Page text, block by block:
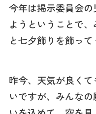
今年は掲示委員会
ようということで
と七夕飾りを飾って
昨今、天気が良く
いですが、みんな